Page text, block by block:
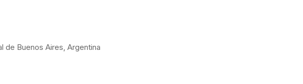
de Buenos Aires, Argentina